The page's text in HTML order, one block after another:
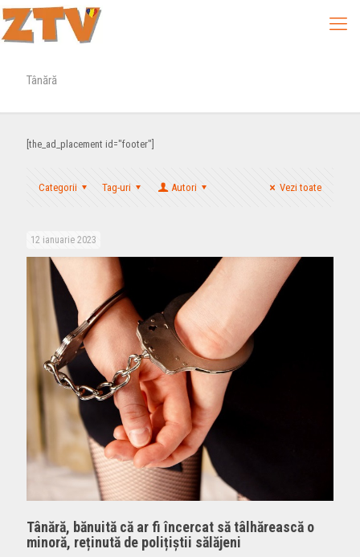
Tânără
[the_ad_placement id="footer"]
Categorii Tag-uri Autori Vezi toate
12 ianuarie 2023
Tânără, bănuită că ar fi încercat să tâlhărească o
minoră, reținută de polițiștii sălăjeni